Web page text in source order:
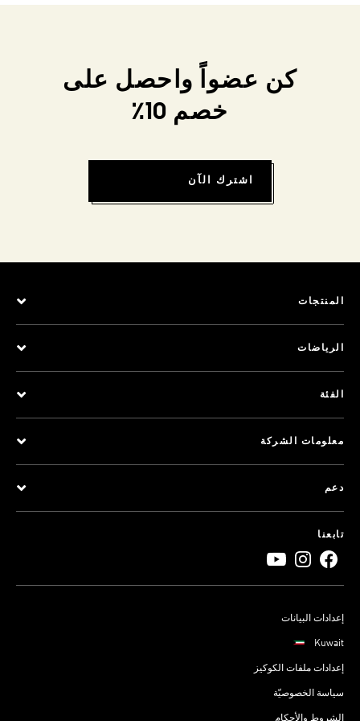
كن عضواً واحصل على
خصم 10٪
اشترك الآن
المنتجات
الرياضات
الفئة
معلومات الشركة
دعم
تابعنا
إعدادات البيانات
Kuwait
إعدادات ملفات الكوكيز
سياسة الخصوصيّة
الشروط والأحكام